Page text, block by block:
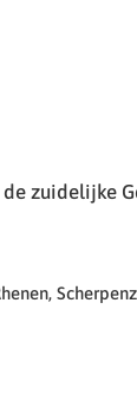
zuidelijke